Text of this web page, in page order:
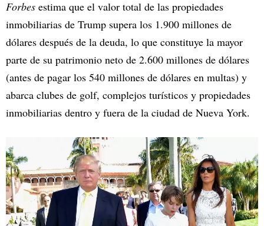
Forbes estima que el valor total de las propiedades
inmobiliarias de Trump supera los 1.900 millones de
dólares después de la deuda, lo que constituye la mayor
parte de su patrimonio neto de 2.600 millones de dólares
(antes de pagar los 540 millones de dólares en multas) y
abarca clubes de golf, complejos turísticos y propiedades
inmobiliarias dentro y fuera de la ciudad de Nueva York.